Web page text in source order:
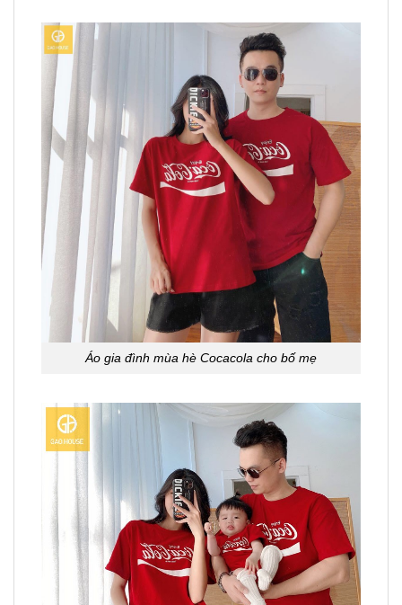
Áo gia đình mùa hè Cocacola cho bố mẹ